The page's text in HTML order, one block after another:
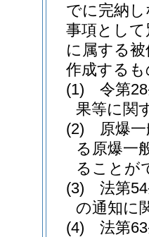
でに完納
事項とし
に属する
作成する
(1)
令第
果等に関
(2)
原爆
る原爆一
ることが
(3)
法第
の通知に
(4)
法第